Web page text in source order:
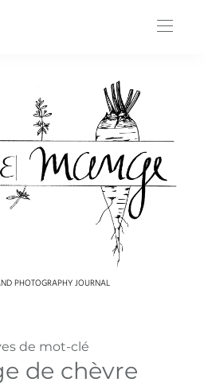
PHOTOGRAPHY JOURNAL
de mot-clé
de chèvre